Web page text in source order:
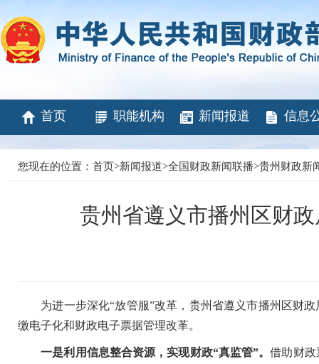
首页 职能机构 新闻报道 信息
您现在的位置： 首页>新闻报道>全国财政新闻联播>贵州财政新
贵州省遵义市播州区财
为进一步深化“放管服”改革，贵州省遵义市播州区财政
缴电子化和财政电子票据管理改革。
一是利用信息整合资源，实现财政“真监管”。借助财政